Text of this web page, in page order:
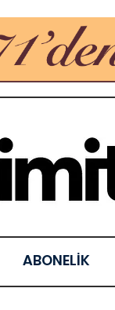
ABONELİK